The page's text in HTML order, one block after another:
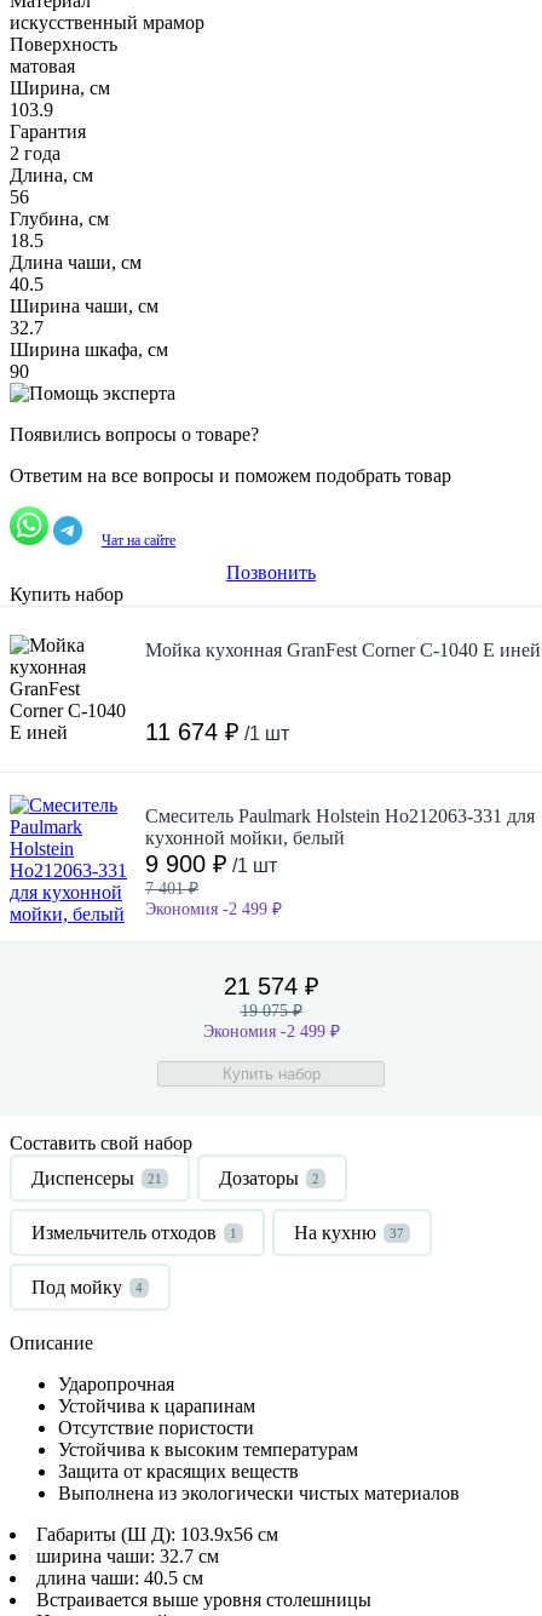
искусственный мрамор
Поверхность
матовая
Ширина, см
103.9
Гарантия
2 года
Длина, см
56
Глубина, см
18.5
Длина чаши, см
40.5
Ширина чаши, см
32.7
Ширина шкафа, см
90
Появились вопросы о товаре?
Ответим на все вопросы и поможем подобрать товар
Чат на сайте
Позвонить
Купить набор
Мойка кухонная GranFest Corner C-1040 E иней
11 674 ₽ /1 шт
Смеситель Paulmark Holstein Ho212063-331 для
кухонной мойки, белый
9 900 ₽ /1 шт
7 401 ₽
Экономия -2 499 ₽
21 574 ₽
19 075 ₽
Экономия -2 499 ₽
Купить набор
Составить свой набор
Диспенсеры
21 Дозаторы 2
Измельчитель отходов 1 На кухню 37
Под мойку 4
Описание
Ударопрочная
Устойчива к царапинам
Отсутствие пористости
Устойчива к высоким температурам
Защита от красящих веществ
Выполнена из экологически чистых материалов
Габариты (Ш Д): 103.9x56 см
ширина чаши: 32.7 см
длина чаши: 40.5 см
Встраивается выше уровня столешницы